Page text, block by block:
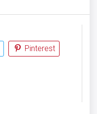
Pinterest